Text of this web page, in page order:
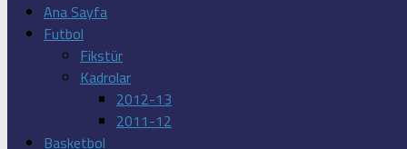
Ana Sayfa
Futbol
Fikstür
Kadrolar
2012-13
2011-12
Basketbol